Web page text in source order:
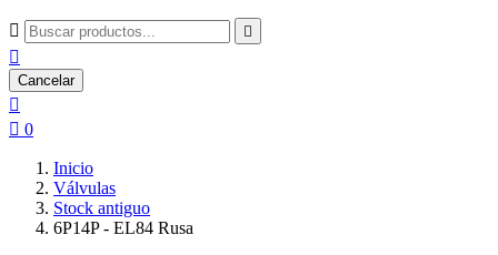
 

Cancelar

 0
Inicio
Válvulas
Stock antiguo
6P14P - EL84 Rusa